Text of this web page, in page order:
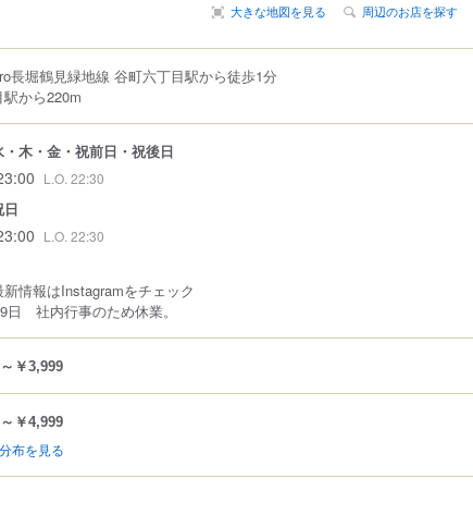
大きな地図を見る 周辺のお店を探す
長堀鶴見緑地線 谷町六丁目駅から徒歩1分
から220m
・木・金・祝前日・祝後日
L.O. 22:30
日
L.O. 22:30
情報はInstagramをチェック
日 社内行事のため休業。
￥3,999
￥4,999
布を見る